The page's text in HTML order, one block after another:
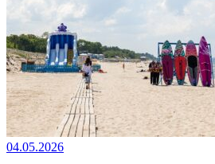
04.05.2026